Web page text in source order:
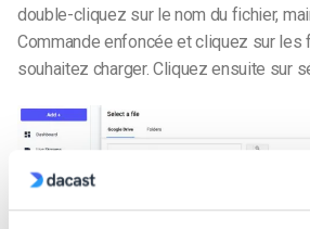
double-cliquez sur le nom du fichier,
Commande enfoncée et cliquez sur les
souhaitez charger. Cliquez ensuite sur